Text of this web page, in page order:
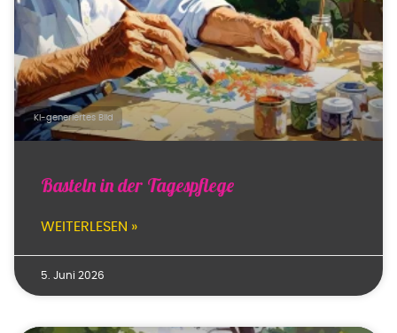
Basteln in der Tagespflege
WEITERLESEN »
5. Juni 2026